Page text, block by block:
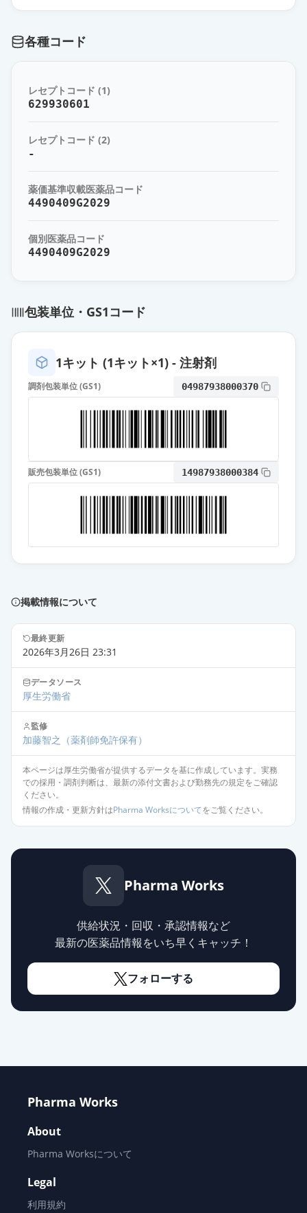
各種コード
レセプトコード (1)
629930601
レセプトコード (2)
-
薬価基準収載医薬品コード
4490409G2029
個別医薬品コード
4490409G2029
包装単位・GS1コード
1キット (1キット×1) - 注射剤
調剤包装単位 (GS1) 04987938000370
販売包装単位 (GS1) 14987938000384
掲載情報について
最終更新
2026年3月26日 23:31
データソース
厚生労働省
監修
加藤智之 （薬剤師免許保有）
本ページは厚生労働省が提供するデータを基に作成しています。実務
での採用・調剤判断は、最新の添付文書および勤務先の規定をご確認
ください。
情報の作成・更新方針はPharma Worksについてをご覧ください。
Pharma Works
供給状況・回収・承認情報など
最新の医薬品情報をいち早くキャッチ！
フォローする
Pharma Works
About
Pharma Worksについて
Legal
利用規約